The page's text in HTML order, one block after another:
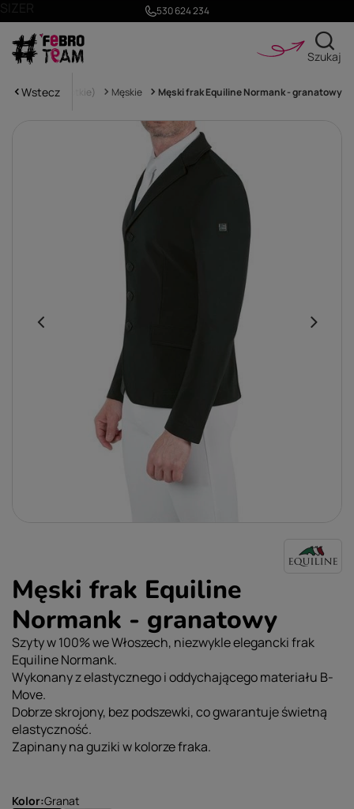
530 624 234
Szukaj
Wstecz
Skokowe (krótkie) Męskie Męski frak Equiline Normank - granatowy
Męski frak Equiline
Normank - granatowy
Szyty w 100% we Włoszech, niezwykle elegancki frak
Equiline Normank.
Wykonany z elastycznego i oddychającego materiału B-
Move.
Dobrze skrojony, bez podszewki, co gwarantuje świetną
elastyczność.
Zapinany na guziki w kolorze fraka.
Kolor Granat